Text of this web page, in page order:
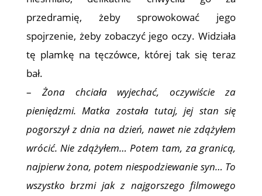
przedramię, żeby sprowokować jego
spojrzenie, żeby zobaczyć jego oczy. Widziała
tę plamkę na tęczówce, której tak się teraz
bał.
– Żona chciała wyjechać, oczywiście za
pieniędzmi. Matka została tutaj, jej stan się
pogorszył z dnia na dzień, nawet nie zdążyłem
wrócić. Nie zdążyłem… Potem tam, za granicą,
najpierw żona, potem niespodziewanie syn… To
wszystko brzmi jak z najgorszego filmowego